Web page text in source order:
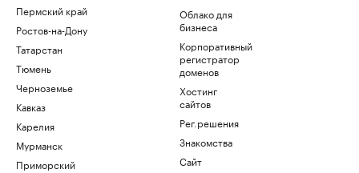
Пермский край
Ростов-на-Дону
Татарстан
Тюмень
Черноземье
Кавказ
Карелия
Мурманск
Приморский
Облако для
бизнеса
Корпоративный
регистратор
доменов
Хостинг
сайтов
Рег.решения
Знакомства
Сайт